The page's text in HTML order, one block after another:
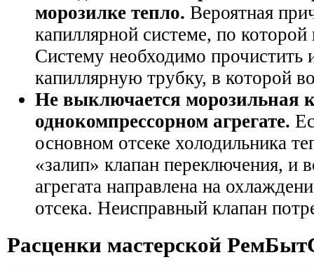
морозилке тепло. Вероятная
капиллярной системе, по
Систему необходимо прочистить
капиллярную трубку, в которой
Не выключается морозильная
однокомпрессорном агрегате.
основном отсеке холодильника
«залип» клапан переключения, и
агрегата направлена на
отсека. Неисправный клапан
Расценки мастерской